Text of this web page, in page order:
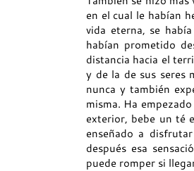
en el cual le habían
vida eterna, se
habían prometido
distancia hacia el
y de la de sus seres
nunca y también
misma. Ha
exterior, bebe un té
enseñado a
después esa
puede romper si